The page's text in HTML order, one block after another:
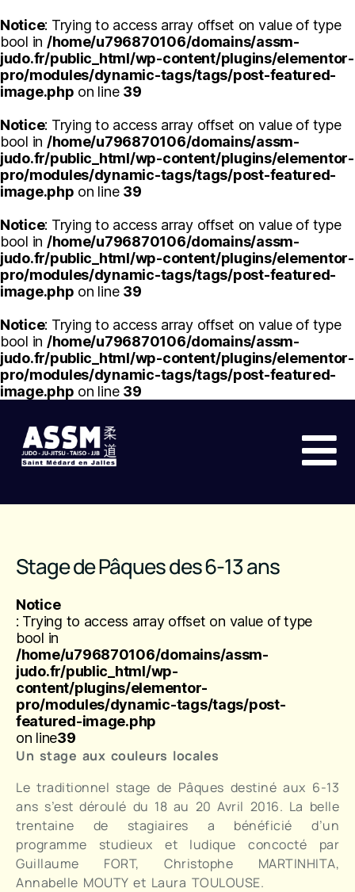
Notice: Trying to access array offset on value of type
bool in /home/u796870106/domains/assm-
judo.fr/public_html/wp-content/plugins/elementor-
pro/modules/dynamic-tags/tags/post-featured-
image.php on line 39
Notice: Trying to access array offset on value of type
bool in /home/u796870106/domains/assm-
judo.fr/public_html/wp-content/plugins/elementor-
pro/modules/dynamic-tags/tags/post-featured-
image.php on line 39
Notice: Trying to access array offset on value of type
bool in /home/u796870106/domains/assm-
judo.fr/public_html/wp-content/plugins/elementor-
pro/modules/dynamic-tags/tags/post-featured-
image.php on line 39
Notice: Trying to access array offset on value of type
bool in /home/u796870106/domains/assm-
judo.fr/public_html/wp-content/plugins/elementor-
pro/modules/dynamic-tags/tags/post-featured-
image.php on line 39
Stage de Pâques des 6-13 ans
Notice
: Trying to access array offset on value of type
bool in
/home/u796870106/domains/assm-
judo.fr/public_html/wp-
content/plugins/elementor-
pro/modules/dynamic-tags/tags/post-
featured-image.php
on line39
Un stage aux couleurs locales
Le traditionnel stage de Pâques destiné aux 6-13
ans s’est déroulé du 18 au 20 Avril 2016. La belle
trentaine de stagiaires a bénéficié d’un
programme studieux et ludique concocté par
Guillaume FORT, Christophe MARTINHITA,
Annabelle MOUTY et Laura TOULOUSE.